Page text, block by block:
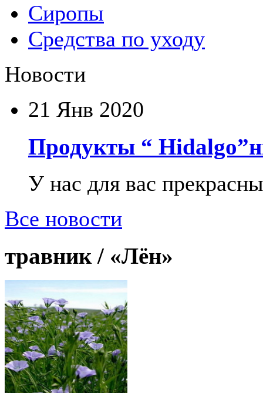
Сиропы
Средства по уходу
Новости
21 Янв 2020
Продукты “
У нас для вас
Все новости
травник / «Лён»